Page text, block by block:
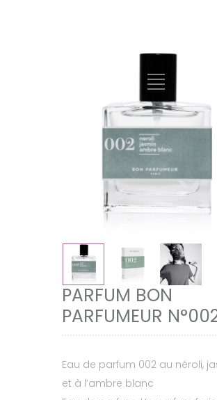
PARFUM BON
PARFUMEUR
Eau de parfum 002 au néroli,
et à l’ambre blanc